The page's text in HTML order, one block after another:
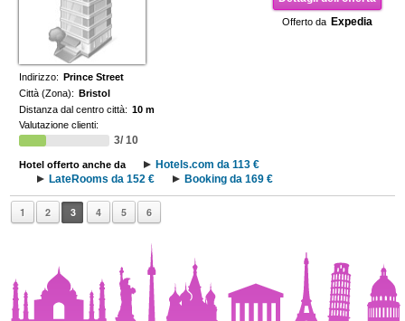
Offerto da Expedia
Indirizzo: Prince Street
Città (Zona): Bristol
Distanza dal centro città: 10 m
Valutazione clienti:
3/ 10
Hotel offerto anche da
Hotels.com da 113 €
LateRooms da 152 €
Booking da 169 €
1 2 3 4 5 6